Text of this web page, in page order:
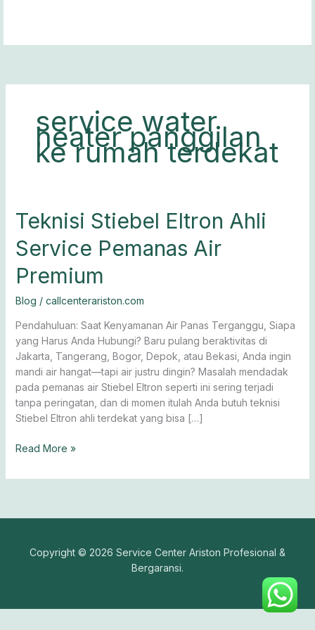
service water
heater panggilan
ke rumah terdekat
Teknisi Stiebel Eltron Ahli
Service Pemanas Air
Premium
Blog / callcenterariston.com
Pendahuluan: Saat Kenyamanan Air Panas Terganggu, Siapa
yang Harus Anda Hubungi? Baru pulang beraktivitas di
Jakarta, Tangerang, Bogor, Depok, atau Bekasi, Anda ingin
mandi air hangat—tapi air justru dingin? Masalah mendadak
pada pemanas air Stiebel Eltron seperti ini sering terjadi
tanpa peringatan, dan di momen itulah Anda butuh teknisi
Stiebel Eltron ahli terdekat yang bisa […]
Teknisi
Stiebel
Eltron
Service
Air
Premium
Read More »
Copyright © 2026 Service Center Ariston Profesional &
Bergaransi.